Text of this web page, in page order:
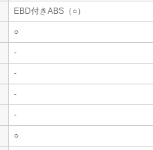
EBD付きABS（○）
○
-
-
-
-
○